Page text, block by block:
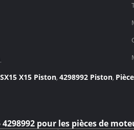
X15 Piston, 4298992 Piston,
4298992 pour les pièces de